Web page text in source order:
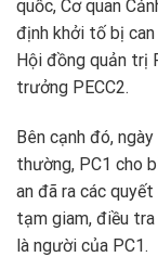
quốc, Cơ quan
định khởi tố bị can
Hội đồng quản trị
trưởng PECC2.
Bên cạnh đó,
thường, PC1 cho
an đã ra các
tạm giam, điều
là người của PC1.